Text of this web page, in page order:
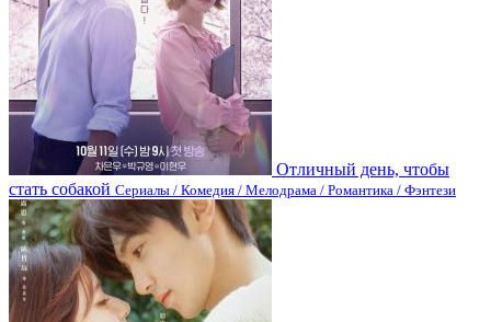
Отличный день, чтобы
стать собакой Сериалы / Комедия / Мелодрама / Романтика / Фэнтези